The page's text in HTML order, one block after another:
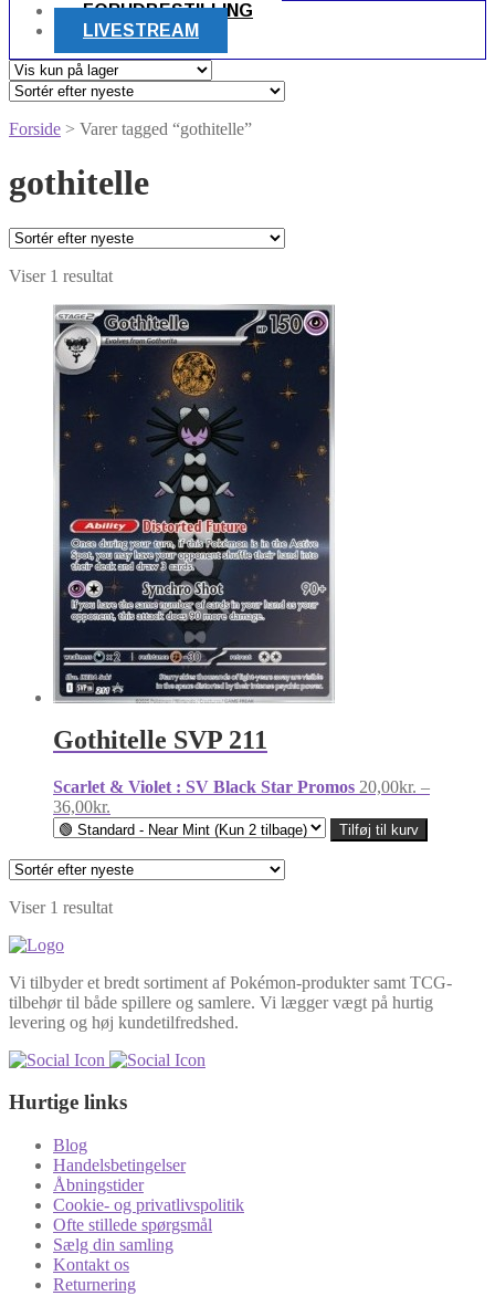
FORUDBESTILLING
LIVESTREAM
Forside > Varer tagged “gothitelle”
gothitelle
Viser 1 resultat
Gothitelle SVP 211
Scarlet & Violet : SV Black Star Promos 20,00kr. –
36,00kr.
20,00kr.
36,00kr.
Tilføj til kurv
Viser 1 resultat
Vi tilbyder et bredt sortiment af Pokémon-produkter samt TCG-
tilbehør til både spillere og samlere. Vi lægger vægt på hurtig
levering og høj kundetilfredshed.
Hurtige links
Blog
Handelsbetingelser
Åbningstider
Cookie- og privatlivspolitik
Ofte stillede spørgsmål
Sælg din samling
Kontakt os
Returnering